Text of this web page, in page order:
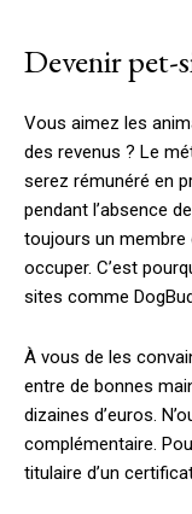
Devenir pet-
Vous aimez les
des revenus ? Le
serez rémunéré en
pendant l’absence
toujours un membre
occuper. C’est
sites comme
À vous de les
entre de bonnes
dizaines d’euros.
complémentaire.
titulaire d’un